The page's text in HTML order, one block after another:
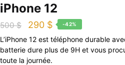
iPhone 12
500$ 290 $ -42%
L’iPhone 12 est téléphone durable
batterie dure plus de 9H et vous
toute la journée.